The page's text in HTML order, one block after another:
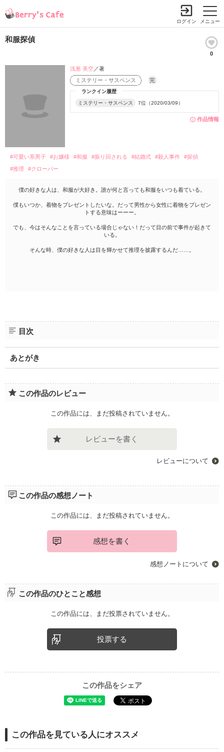
メニュー
ログイン
和服探偵
0
作品情報
ランクイン履歴
ミステリー・サスペンス 7位（2020/03/09）
ミステリー・サスペンス 完
浅葱 美空／著
#可愛い系男子 #お嬢様 #和服 #振り回される #結婚式 #殺人事件
#探偵
#推理
#クローバー
僕の好きな人は、和服が大好き。誰が何と言っても和服をいつも着ている。
僕もいつか、着物をプレゼントしたいな。だって男性から女性に着物をプレゼン
トする意味はーーー。
でも、今はそんなことを言っている場合じゃない！だって目の前で事件が起きて
いる。
そんな時、僕の好きな人は目を輝かせて推理を披露するんだ……。
目次
あとがき
この作品のレビュー
この作品には、まだ投稿されていません。
レビューを書く
レビューについて
この作品の感想ノート
この作品には、まだ投稿されていません。
感想を書く
感想ノートについて
この作品のひとこと感想
この作品には、まだ投票されていません。
投票する
この作品をシェア
この作品を見ている人にオススメ